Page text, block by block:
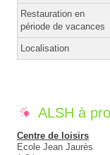
Restauration en
période de vacances
Localisation
ALSH à
Centre de loisirs
Ecole Jean Jaurès